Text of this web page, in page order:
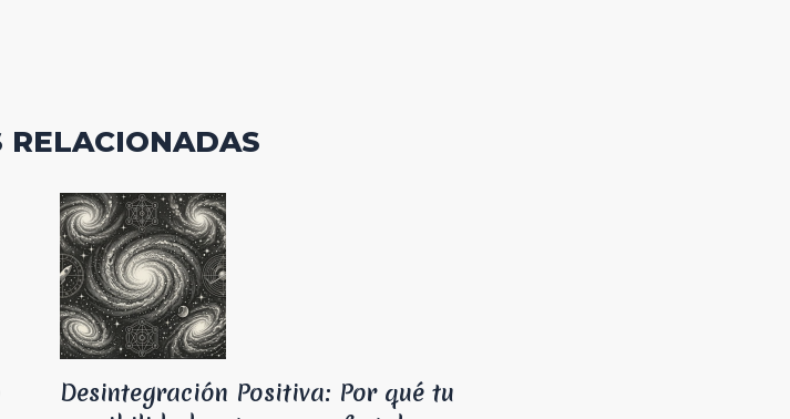
RELACIONADAS
Desintegración Positiva: Por qué tu